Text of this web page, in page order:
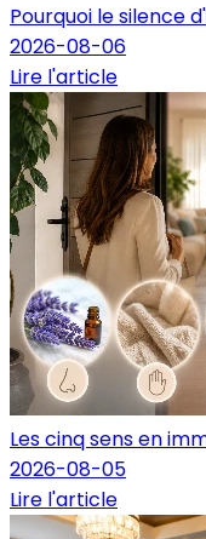
Pourquoi le silence
2026-08-06
Lire l'article
Les cinq sens en
2026-08-05
Lire l'article